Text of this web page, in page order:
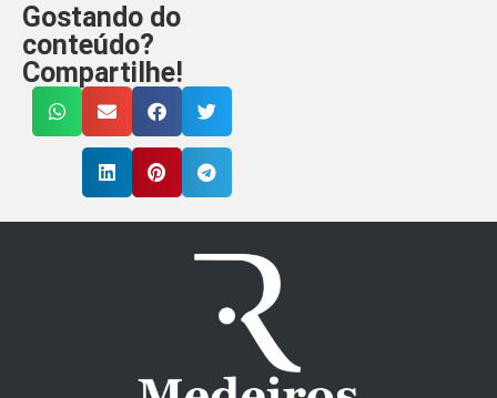
Gostando do
conteúdo?
Compartilhe!